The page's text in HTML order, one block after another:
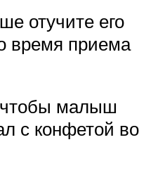
отучите его
время приема
чтобы малыш
с конфетой во